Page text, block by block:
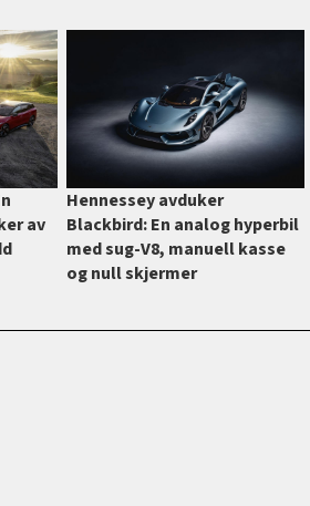
av
Hennessey avduker
Blackbird: En analog hyperbil
med sug-V8, manuell kasse
og null skjermer